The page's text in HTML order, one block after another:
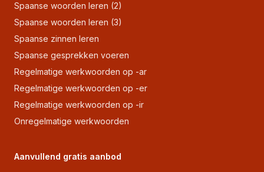
Spaanse woorden leren (2)
Spaanse woorden leren (3)
Spaanse zinnen leren
Spaanse gesprekken voeren
Regelmatige werkwoorden op -ar
Regelmatige werkwoorden op -er
Regelmatige werkwoorden op -ir
Onregelmatige werkwoorden
Aanvullend gratis aanbod